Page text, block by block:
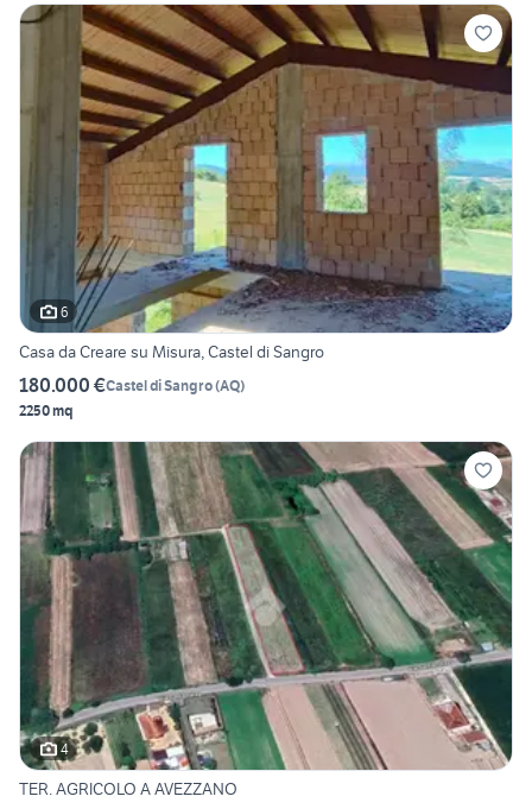
6
Casa da Creare su Misura, Castel di Sangro
180.000 €Castel di Sangro(AQ)
2250 mq
4
TER. AGRICOLO A AVEZZANO